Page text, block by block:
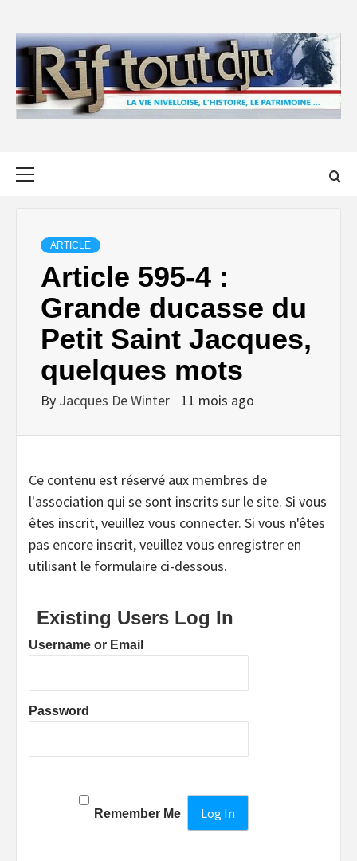
content
ARTICLE
Article 595-4 :
Grande ducasse du
Petit Saint Jacques,
quelques mots
By Jacques De Winter 11 mois ago
Ce contenu est réservé aux membres de
l'association qui se sont inscrits sur le site. Si vous
êtes inscrit, veuillez vous connecter. Si vous n'êtes
pas encore inscrit, veuillez vous enregistrer en
utilisant le formulaire ci-dessous.
Existing Users Log In
Username or Email
Password
Remember Me